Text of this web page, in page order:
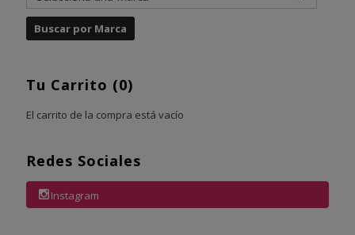
Tu Carrito (0)
El carrito de la compra está vacío
Redes Sociales
Instagram